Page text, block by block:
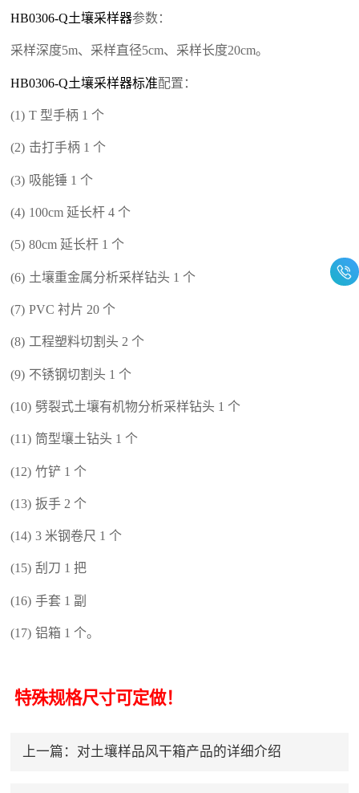
HB0306-Q土壤采样器参数：
采样深度5m、 采样直径5cm、 采样长度20cm。
HB0306-Q土壤采样器标准配置：
(1) T 型手柄 1 个
(2) 击打手柄 1 个
(3) 吸能锤 1 个
(4) 100cm 延长杆 4 个
(5) 80cm 延长杆 1 个
(6) 土壤重金属分析采样钻头 1 个
(7) PVC 衬片 20 个
(8) 工程塑料切割头 2 个
(9) 不锈钢切割头 1 个
(10) 劈裂式土壤有机物分析采样钻头 1 个
(11) 筒型壤土钻头 1 个
(12) 竹铲 1 个
(13) 扳手 2 个
(14) 3 米钢卷尺 1 个
(15) 刮刀 1 把
(16) 手套 1 副
(17) 铝箱 1 个。
特殊规格尺寸可定做！
上一篇： 对土壤样品风干箱产品的详细介绍